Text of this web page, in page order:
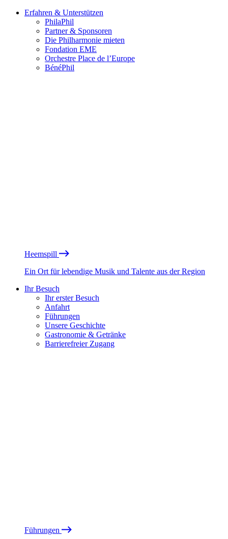
Erfahren & Unterstützen
PhilaPhil
Partner & Sponsoren
Die Philharmonie mieten
Fondation EME
Orchestre Place de l’Europe
BénéPhil
Heemspill
Ein Ort für lebendige Musik und Talente aus der Region
Ihr Besuch
Ihr erster Besuch
Anfahrt
Führungen
Unsere Geschichte
Gastronomie & Getränke
Barrierefreier Zugang
Führungen